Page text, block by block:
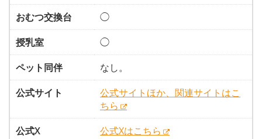
おむつ交換台
◯
授乳室
◯
ペット同伴
なし。
公式サイト
公式サイトほか、関連サイトはこ
ちら
公式X
公式Xはこちら